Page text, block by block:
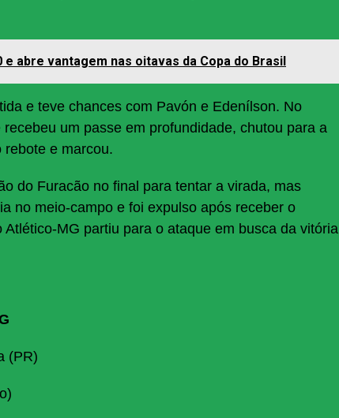
abre vantagem nas oitavas da Copa do Brasil
e teve chances com Pavón e Edenílson. No
um passe em profundidade, chutou para a
e marcou.
do Furacão no final para tentar a virada, mas
no meio-campo e foi expulso após receber o
MG partiu para o ataque em busca da vitória
(PR)